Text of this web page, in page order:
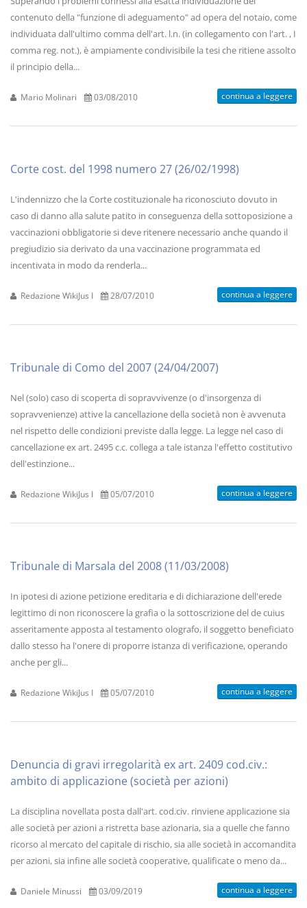
contenuto della "funzione di adeguamento" ad opera del notaio, come
individuata dall'ultimo comma dell'art. l.n. (in collegamento con l'art. , I
comma reg. not.), è ampiamente condivisibile la tesi che ritiene assolto
il principio della...
Mario Molinari 03/08/2010 continua a leggere
Corte cost. del 1998 numero 27 (26/02/1998)
L'indennizzo che la Corte costituzionale ha riconosciuto dovuto in
caso di danno alla salute patito in conseguenza della sottoposizione a
vaccinazioni obbligatorie si deve ritenere necessario anche quando il
pregiudizio sia derivato da una vaccinazione programmata ed
incentivata in modo da renderla...
Redazione WikiJus I 28/07/2010 continua a leggere
Tribunale di Como del 2007 (24/04/2007)
Nel (solo) caso di scoperta di sopravvivenze (o d'insorgenza di
sopravvenienze) attive la cancellazione della società non è avvenuta
nel rispetto delle condizioni previste dalla legge. La legge nel caso di
cancellazione ex art. 2495 c.c. collega a tale istanza l'effetto costitutivo
dell'estinzione...
Redazione WikiJus I 05/07/2010 continua a leggere
Tribunale di Marsala del 2008 (11/03/2008)
In ipotesi di azione petizione ereditaria e di dichiarazione dell'erede
legittimo di non riconoscere la grafia o la sottoscrizione del de cuius
asseritamente apposta al testamento olografo, il soggetto beneficiato
dallo stesso ha l'onere di proporre istanza di verificazione, operando
anche per gli...
Redazione WikiJus I 05/07/2010 continua a leggere
Denuncia di gravi irregolarità ex art. 2409 cod.civ.:
ambito di applicazione (società per azioni)
La disciplina novellata posta dall'art. cod.civ. rinviene applicazione sia
alle società per azioni a ristretta base azionaria, sia a quelle che fanno
ricorso al mercato del capitale di rischio, sia alle società in accomandita
per azioni, sia infine alle società cooperative, qualificate o meno da...
Daniele Minussi 03/09/2019 continua a leggere